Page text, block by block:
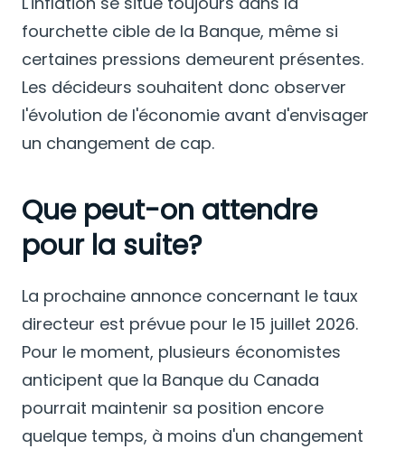
fourchette cible de la Banque, même si
certaines pressions demeurent présentes.
Les décideurs souhaitent donc observer
l'évolution de l'économie avant d'envisager
un changement de cap.
Que peut-on attendre
pour la suite?
La prochaine annonce concernant le taux
directeur est prévue pour le 15 juillet 2026.
Pour le moment, plusieurs économistes
anticipent que la Banque du Canada
pourrait maintenir sa position encore
quelque temps, à moins d'un changement